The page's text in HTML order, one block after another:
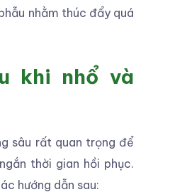
nhằm thúc đẩy quá
khi nhổ và
sâu rất quan trọng để
thời gian hồi phục.
hướng dẫn sau: